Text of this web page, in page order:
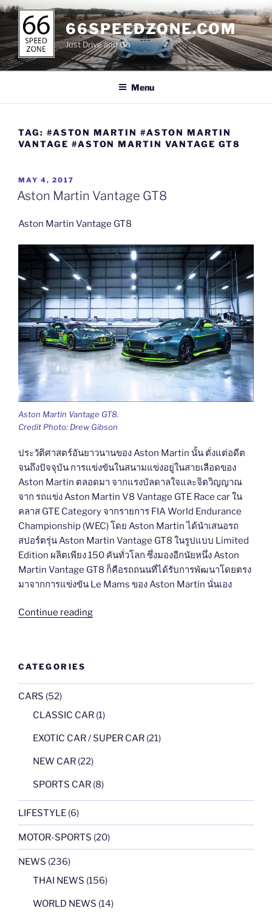
Skip
to
content
66SPEEDZONE.COM
Just Drive and Go
Menu
TAG: #ASTON MARTIN #ASTON MARTIN
VANTAGE #ASTON MARTIN VANTAGE GT8
POSTED
ON
MAY 4, 2017
Aston Martin Vantage GT8
Aston Martin Vantage GT8
Aston Martin Vantage GT8.
Credit Photo: Drew Gibson
ประวัติศาสตร์อันยาวนานของ Aston Martin นั้น ตั่งแต่อดีต
จนถึงปัจจุบัน การแข่งขันในสนามแข่งอยู่ในสายเลือดของ
Aston Martin ตลอดมา จากแรงบัลดาลใจและจิตวิญญาณ
จาก รถแข่ง Aston Martin V8 Vantage GTE Race car ใน
คลาส GTE Category จากรายการ FIA World Endurance
Championship (WEC) โดย Aston Martin ได้นำเสนอรถ
สปอร์ตรุ่น Aston Martin Vantage GT8 ในรูปแบบ Limited
Edition ผลิตเพียง 150 คันทั่วโลก ซึ่งมองอีกนัยหนึ่ง Aston
Martin Vantage GT8 ก็คือรถถนนที่ได้รับการพัฒนาโดยตรง
มาจากการแข่งขัน Le Mams ของ Aston Martin นั่นเอง
Continue reading“Aston
CATEGORIES
CARS (52)
CLASSIC CAR (1)
EXOTIC CAR / SUPER CAR (21)
NEW CAR (22)
SPORTS CAR (8)
LIFESTYLE (6)
MOTOR-SPORTS (20)
NEWS (236)
THAI NEWS (156)
WORLD NEWS (14)